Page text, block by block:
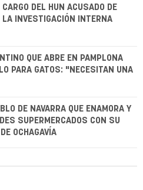
DEL HUN ACUSADO DE
INVESTIGACIÓN INTERNA
QUE ABRE EN PAMPLONA
PARA GATOS: "NECESITAN UNA
DE NAVARRA QUE ENAMORA Y
SUPERMERCADOS CON SU
OCHAGAVÍA